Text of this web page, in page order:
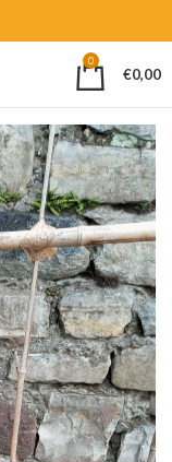
0
€0,00